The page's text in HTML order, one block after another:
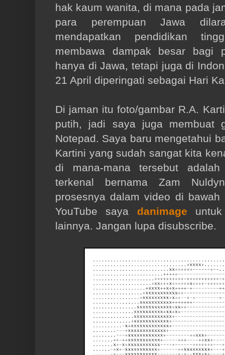
hak kaum wanita, di mana pada
para perempuan Jawa
mendapatkan pendidikan
membawa dampak besar bagi
hanya di Jawa, tetapi juga di
21 April diperingati sebagai Hari
Di jaman itu foto/gambar R.A.
putih, jadi saya juga membuat
Notepad. Saya baru mengetahui
Kartini yang sudah sangat kita
di mana-mana tersebut
terkenal bernama Zam
prosesnya dalam video di
YouTube saya danimage
lainnya. Jangan lupa disubscribe.